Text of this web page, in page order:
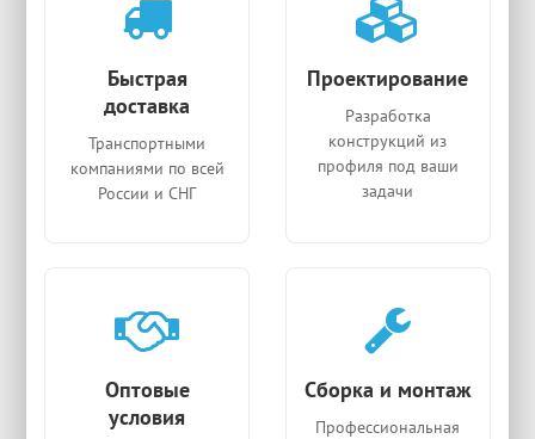
Быстрая
доставка
Транспортными
компаниями по всей
России и СНГ
Проектирование
Разработка
конструкций из
профиля под ваши
задачи
Оптовые
условия
Сборка и монтаж
Профессиональная